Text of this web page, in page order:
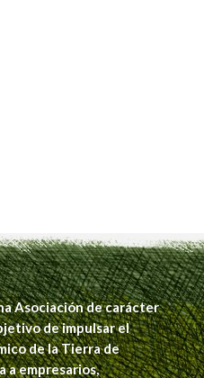
Asociación de carácter
de impulsar el
de la Tierra de
a empresarios,